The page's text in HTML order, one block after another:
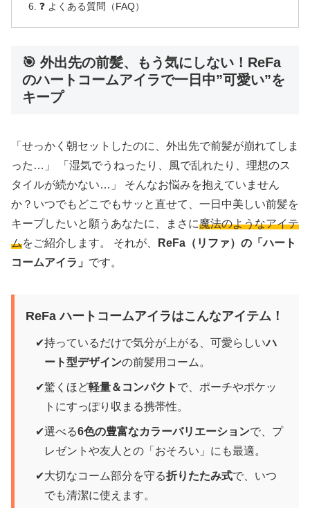
❓ よくある質問（FAQ）
🎯 外出先の前髪、もう気にしない！ReFa
のハートコームアイラで一日中”可愛い”を
キープ
「せっかく朝セットしたのに、外出先で前髪が崩れてしま
った…」 「湿気でうねったり、風で乱れたり、理想のス
タイルが続かない…」 そんなお悩みを抱えていません
か？いつでもどこでもサッと直せて、一日中美しい前髪を
キープしたいと願うあなたに、まさに魔法のようなアイテ
ムをご紹介します。 それが、
ReFa（リファ）の「ハート
コームアイラ」 です。
ReFa ハートコームアイラはこんなアイテム！
持っているだけで気分が上がる、可愛らしいハ
ート型デザインの前髪用コーム。
驚くほど軽量＆コンパクト で、ポーチやポケッ
トにすっぽり収まる携帯性。
選べる6色の豊富なカラーバリエーションで、プ
レゼントや友人との「おそろい」にも最適。
大切なコーム部分を守る折りたたみ式で、いつ
でも清潔に使えます。